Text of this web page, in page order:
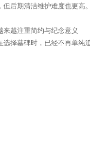
后期清洁维护难度也更高。
来越注重简约与纪念意义
择墓碑时，已经不再单纯